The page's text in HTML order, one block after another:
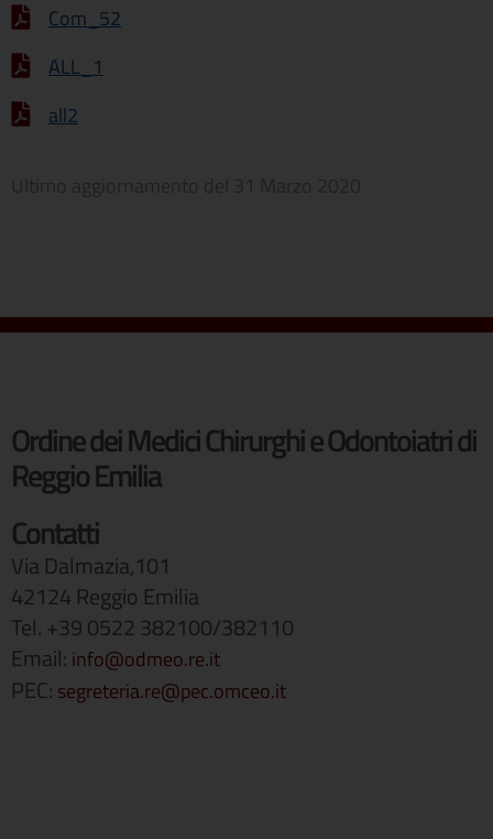
Com_52
ALL_1
all2
Ordine dei Medici Chirurghi e Odontoiatri di
Reggio Emilia
Contatti
Via Dalmazia,101
42124 Reggio Emilia
Tel. +39 0522 382100/382110
Email: info@odmeo.re.it
PEC: segreteria.re@pec.omceo.it